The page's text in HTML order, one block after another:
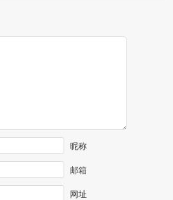
昵称
邮箱
网址